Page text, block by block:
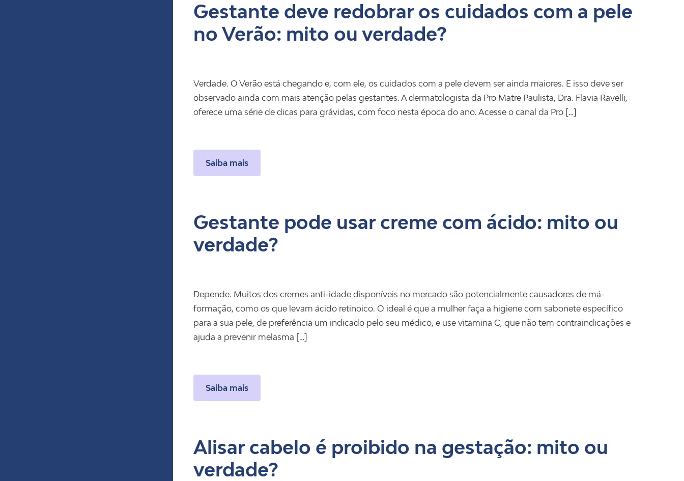
Gestante deve redobrar os cuidados com a pele
no Verão: mito ou verdade?
Verdade. O Verão está chegando e, com ele, os cuidados com a pele devem ser ainda maiores. E isso deve ser
observado ainda com mais atenção pelas gestantes. A dermatologista da Pro Matre Paulista, Dra. Flavia Ravelli,
oferece uma série de dicas para grávidas, com foco nesta época do ano. Acesse o canal da Pro […]
Saiba mais
Gestante pode usar creme com ácido: mito ou
verdade?
Depende. Muitos dos cremes anti-idade disponíveis no mercado são potencialmente causadores de má-
formação, como os que levam ácido retinoico. O ideal é que a mulher faça a higiene com sabonete específico
para a sua pele, de preferência um indicado pelo seu médico, e use vitamina C, que não tem contraindicações e
ajuda a prevenir melasma […]
Saiba mais
Alisar cabelo é proibido na gestação: mito ou
verdade?